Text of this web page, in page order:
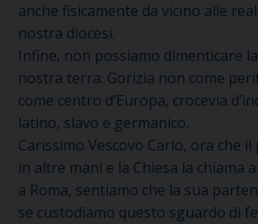
anche fisicamente da vicino alle
nostra diocesi.
Infine, non possiamo dimenticare
nostra terra: Gorizia non come
come centro d’Europa, crocevia
latino, slavo e germanico.
Carissimo Vescovo Carlo, ora che
in altre mani e la Chiesa la chiama
a Roma, sentiamo che la sua
se custodiamo questo sguardo di